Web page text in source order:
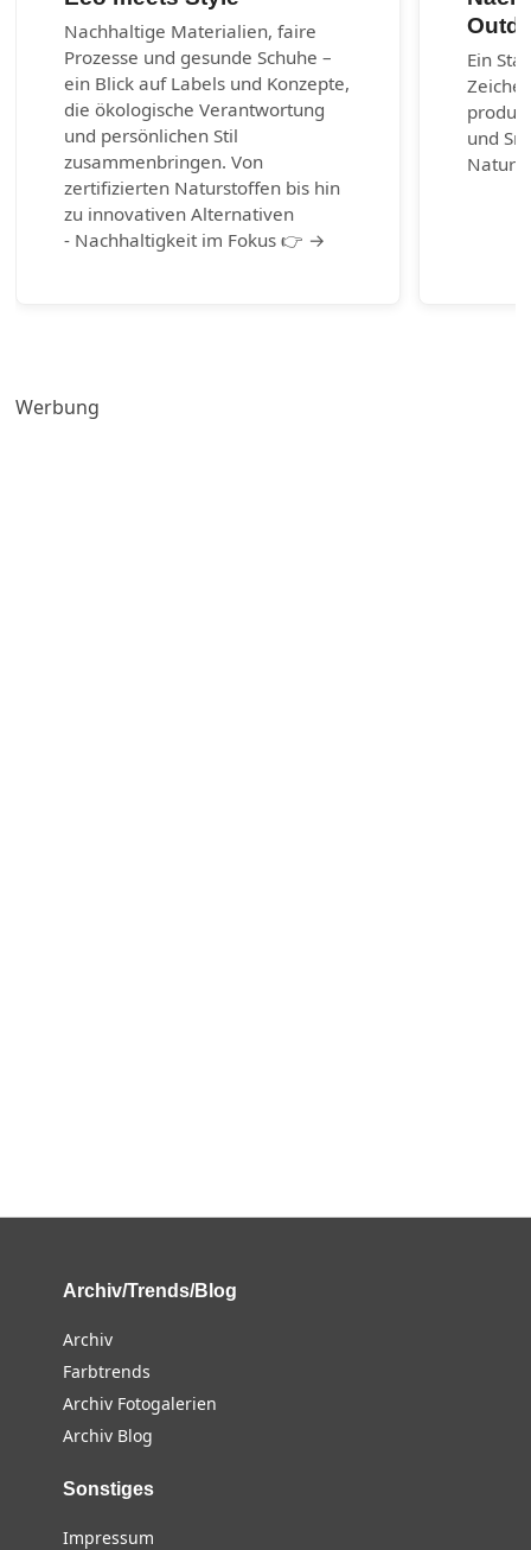
Nachhaltige Materialien, faire
Prozesse und gesunde Schuhe –
ein Blick auf Labels und Konzepte,
die ökologische Verantwortung
und persönlichen Stil
zusammenbringen. Von
zertifizierten Naturstoffen bis hin
zu innovativen Alternativen
- Nachhaltigkeit im Fokus 👉 →
Ein
und
Werbung
Archiv/Trends/Blog
Archiv
Farbtrends
Archiv Fotogalerien
Archiv Blog
Sonstiges
Impressum